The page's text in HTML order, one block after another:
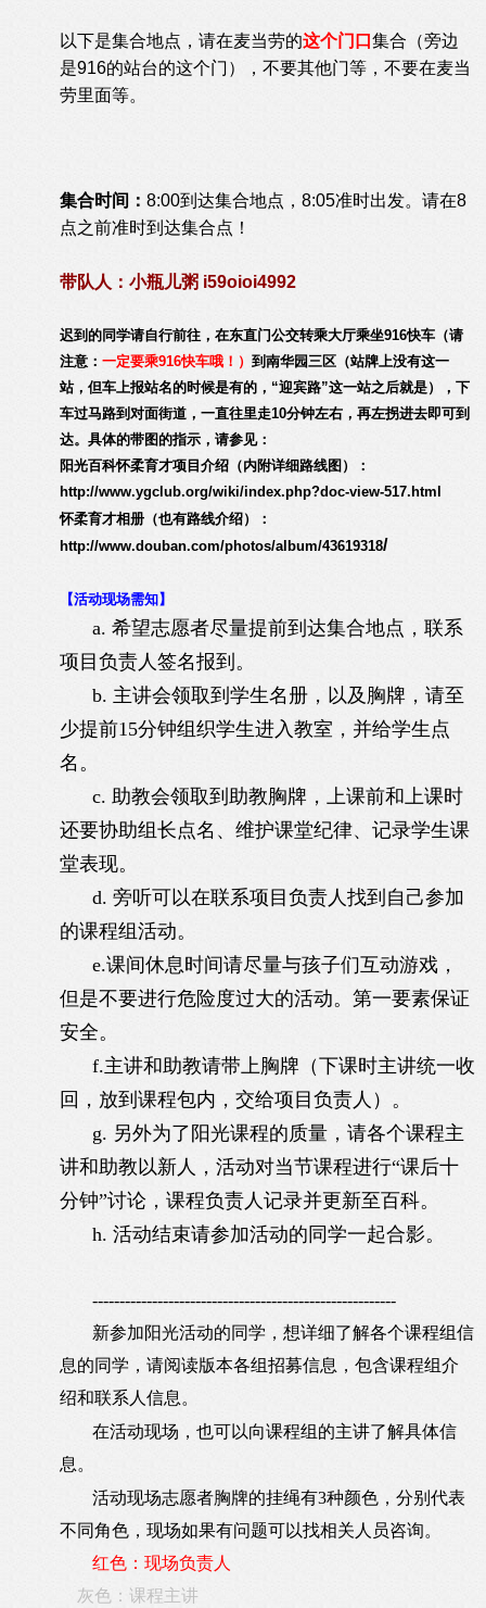
以下是集合地点，请在麦当劳的这个门口 集合（旁边
是916的站台的这个门），不要其他门等，不要在麦当
劳里面等。
集合时间： 8:00到达集合地点，8:05准时出发。请在8
点之前准时到达集合点！
带队人： 小瓶儿粥 i59oioi4992
迟到的同学请自行前往，在东直门公交转乘大厅乘坐916快车（请
注意： 一定要乘916快车哦！） 到南华园三区（站牌上没有这一
站，但车上报站名的时候是有的，“迎宾路”这一站之后就是），下
车过马路到对面街道，一直往里走10分钟左右，再左拐进去即可到
达。具体的带图的指示，请参见：
阳光百科怀柔育才项目介绍（内附详细路线图）：
http://www.ygclub.org/wiki/index.php?doc-view-517.html
怀柔育才相册（也有路线介绍）：
http://www.douban.com/photos/album/43619318/
【活动现场需知】
a. 希望志愿者尽量提前到达集合地点，联系
项目负责人签名报到。
b. 主讲会领取到学生名册，以及胸牌，请至
少提前15分钟组织学生进入教室，并给学生点
名。
c. 助教会领取到助教胸牌，上课前和上课时
还要协助组长点名、维护课堂纪律、记录学生课
堂表现。
d. 旁听可以在联系项目负责人找到自己参加
的课程组活动。
e.课间休息时间请尽量与孩子们互动游戏，
但是不要进行危险度过大的活动。第一要素保证
安全。
f.主讲和助教请带上胸牌（下课时主讲统一收
回，放到课程包内，交给项目负责人）。
g. 另外为了阳光课程的质量，请各个课程主
讲和助教以新人，活动对当节课程进行“课后十
分钟”讨论，课程负责人记录并更新至百科。
h. 活动结束请参加活动的同学一起合影。
--------------------------------------------------------
新参加阳光活动的同学，想详细了解各个课程组信
息的同学，请阅读版本各组招募信息，包含课程组介
绍和联系人信息。
在活动现场，也可以向课程组的主讲了解具体信
息。
活动现场志愿者胸牌的挂绳有3种颜色，分别代表
不同角色，现场如果有问题可以找相关人员咨询。
红色：现场负责人
灰色：课程主讲